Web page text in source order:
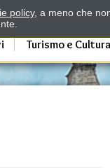
Turismo e Cultura
policy, a meno che